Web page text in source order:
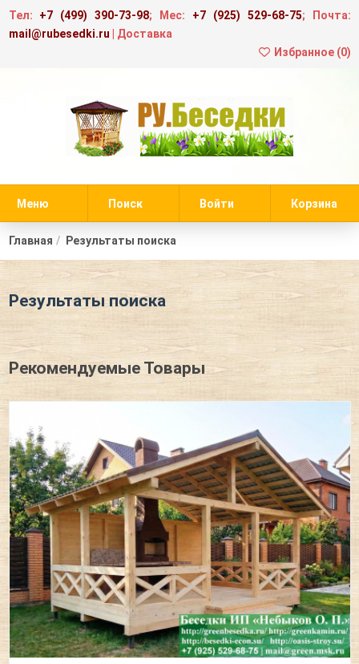
Тел: +7 (499) 390-73-98; Мес: +7 (925) 529-68-75; Почта:
mail@rubesedki.ru
Доставка
Избранное (0)
Меню Поиск Войти Корзина
Главная Результаты поиска
Результаты поиска
Рекомендуемые Товары